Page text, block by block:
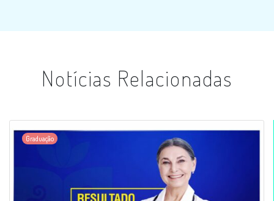
Notícias Relacionadas
Graduação